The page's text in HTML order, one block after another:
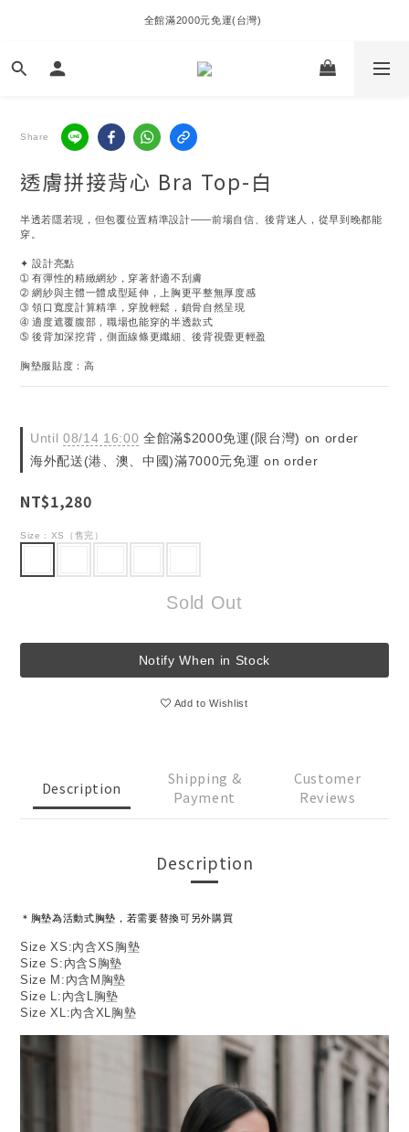
全館滿2000元免運(台灣)
Share
透膚拼接背心 Bra Top-白
半透若隱若現，但包覆位置精準設計——前場自信、後背迷人，從早到晚都能
穿。
✦ 設計亮點
➀ 有彈性的精緻網紗，穿著舒適不刮膚
➁ 網紗與主體一體成型延伸，上胸更平整無厚度感
➂ 領口寬度計算精準，穿脫輕鬆，鎖骨自然呈現
➃ 適度遮覆腹部，職場也能穿的半透款式
➄ 後背加深挖背，側面線條更纖細、後背視覺更輕盈
胸墊服貼度：高
Until 08/14 16:00 全館滿$2000免運(限台灣) on order
海外配送(港、澳、中國)滿7000元免運 on order
NT$1,280
Size : XS（售完）
Sold Out
Notify When in Stock
Add to Wishlist
Description
Shipping &
Payment
Customer
Reviews
Description
＊胸墊為活動式胸墊，若需要替換可另外購買
Size XS:內含XS胸墊
Size S:內含S胸墊
Size M:內含M胸墊
Size L:內含L胸墊
Size XL:內含XL胸墊